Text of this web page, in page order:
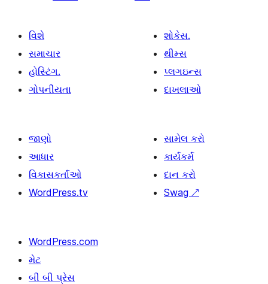
વિશે
સમાચાર
હોસ્ટિંગ.
ગોપનીયતા
શોકેસ.
થીમ્સ
પ્લગઇન્સ
દાખલાઓ
જાણો
આધાર
વિકાસકર્તાઓ
WordPress.tv
સામેલ કરો
કાર્યકર્મ
દાન કરો
Swag ↗
WordPress.com
મેટ
બી બી પ્રેસ